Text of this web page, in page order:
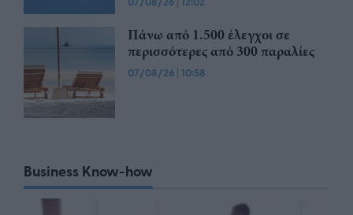
Πάνω από 1.500 έλεγχοι σε
περισσότερες από 300 παραλίες
07/08/26 | 10:58
Business Know-how